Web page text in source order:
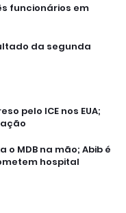
funcionários em
da segunda
pelo ICE nos EUA;
o MDB na mão; Abib é
hospital